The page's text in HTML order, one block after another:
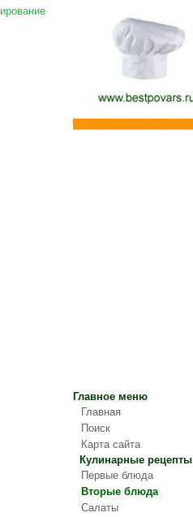
Главное меню
Главная
Поиск
Карта сайта
Кулинарные рецепты
Первые блюда
Вторые блюда
Салаты